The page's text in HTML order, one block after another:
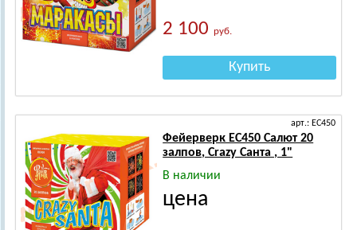
2 100руб.
Купить
арт.: ЕС450
Фейерверк ЕС450 Салют 20
залпов, Crazy Санта , 1"
В наличии
цена